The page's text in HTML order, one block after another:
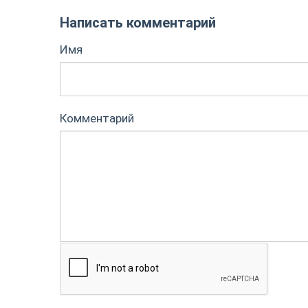
Написать комментарий
Имя
Комментарий